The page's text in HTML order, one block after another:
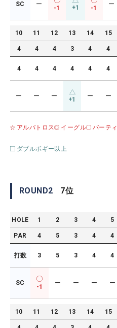
SC ー
-1 +1 -1
ー
10 11 12 13 14 15
4 4 4 3 4 4
4 4 4 4 4 4
ー ー ー +1 ー ー
アルバトロス イーグル バーティ
ダブルボギー以上
ROUND2 7位
HOLE 1 2 3 4 5
PAR 4 5 3 4 4
打数 3 5 3 4 4
SC
-1
ー ー ー ー
10 11 12 13 14 15